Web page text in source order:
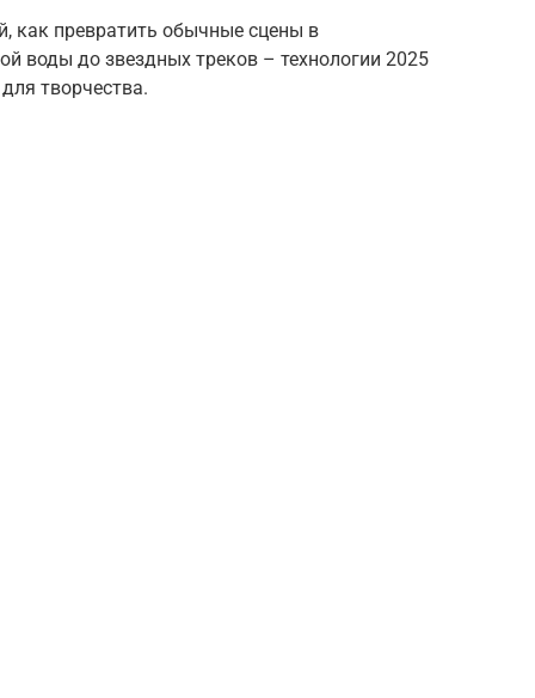
как превратить обычные сцены в
воды до звездных треков – технологии 2025
творчества.